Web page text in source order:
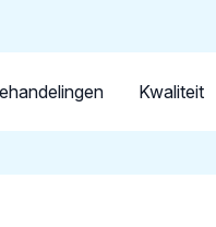
Kwaliteit